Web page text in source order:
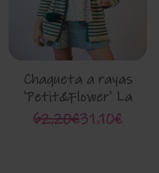
Chaqueta a rayas
'Petit&Flower' La
Martinica 9883g
62,20€31,10€